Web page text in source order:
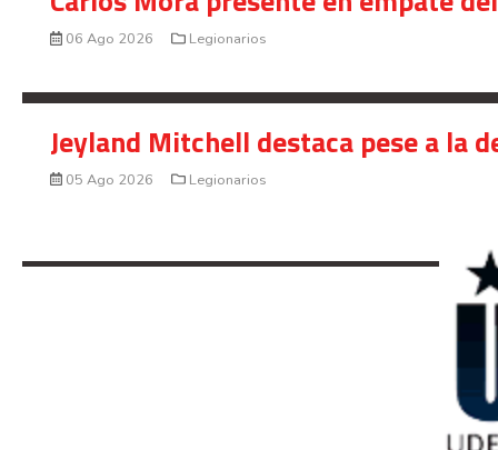
06 Ago 2026 Legionarios
Jeyland Mitchell destaca pese a la
05 Ago 2026 Legionarios